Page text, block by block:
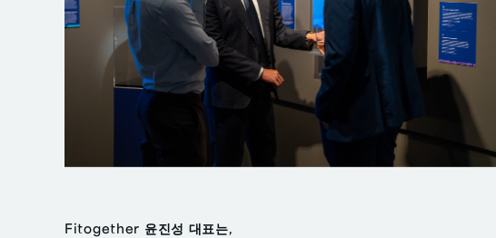
Fitogether 윤진성 대표는,